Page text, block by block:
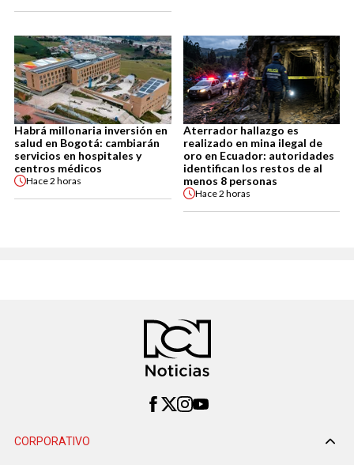
Habrá millonaria inversión en
salud en Bogotá: cambiarán
servicios en hospitales y
centros médicos
Hace2 horas
Aterrador hallazgo es
realizado en mina ilegal de
oro en Ecuador: autoridades
identifican los restos de al
menos 8 personas
Hace2 horas
CORPORATIVO